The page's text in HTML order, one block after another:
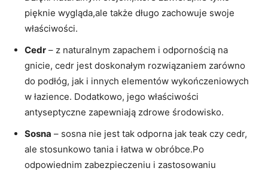
pięknie wygląda,ale także długo‌ zachowuje swoje
właściwości.
Cedr – z naturalnym zapachem i odpornością na
gnicie, ‍cedr jest doskonałym rozwiązaniem ‌zarówno⁣
do ‍podłóg, jak⁢ i innych‌ elementów wykończeniowych⁢
w łazience. ‌Dodatkowo, jego właściwości
antyseptyczne⁣ zapewniają zdrowe środowisko.
Sosna – sosna nie jest tak odporna jak teak czy‍ cedr,‍
ale stosunkowo tania i łatwa ⁣w obróbce.Po
odpowiednim zabezpieczeniu i zastosowaniu